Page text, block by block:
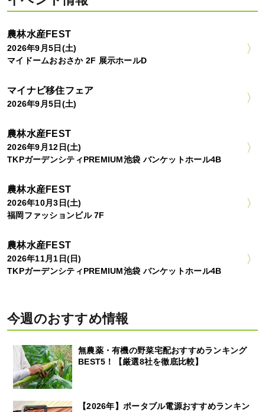
農林水産FEST
2026年9月5日(土)
マイドームおおさか 2F 展示ホールD
マイナビ移住フェア
2026年9月5日(土)
農林水産FEST
2026年9月12日(土)
TKPガーデンシティPREMIUM池袋 バンケットホール4B
農林水産FEST
2026年10月3日(土)
福岡ファッションビル 7F
農林水産FEST
2026年11月1日(日)
TKPガーデンシティPREMIUM池袋 バンケットホール4B
今週のおすすめ情報
無農薬・有機の野菜宅配おすすめランキング
BEST5！【厳選8社を徹底比較】
【2026年】ポータブル電源おすすめランキン